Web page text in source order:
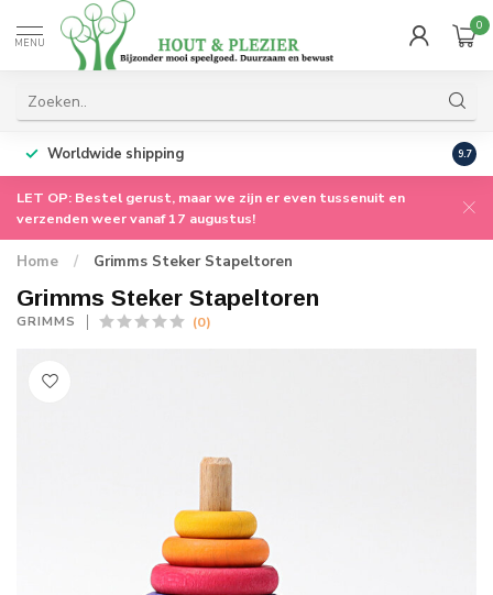
MENU
0
Worldwide shipping 9.7
LET OP: Bestel gerust, maar we zijn er even tussenuit en
verzenden weer vanaf 17 augustus!
Home / Grimms Steker Stapeltoren
Grimms Steker Stapeltoren
GRIMMS (0)